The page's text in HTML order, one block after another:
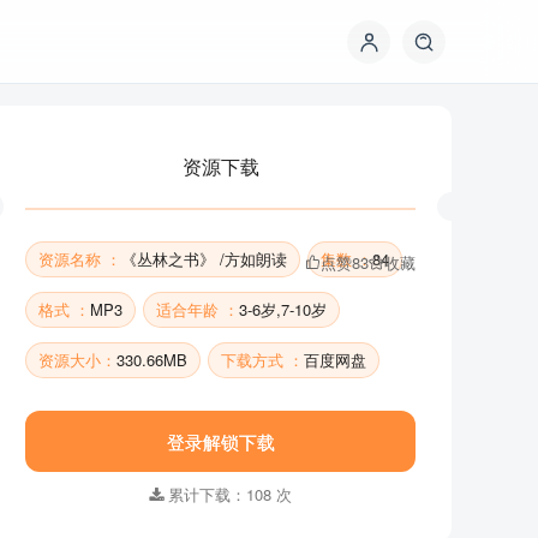
点赞83 收藏
资源下载
资源名称 ： 《丛林之书》 /方如朗读 集数 ：84
格式 ： MP3 适合年龄 ： 3-6岁,7-10岁
资源大小： 330.66MB 下载方式 ： 百度网盘
登录解锁下载
累计下载：108 次
《丛林之书》 /方如朗读